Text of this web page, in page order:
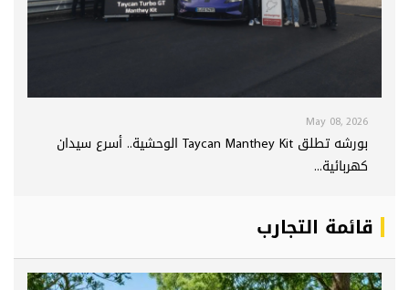
May 08, 2026
بورشه تطلق Taycan Manthey Kit الوحشية.. أسرع سيدان
كهربائية...
قائمة التجارب